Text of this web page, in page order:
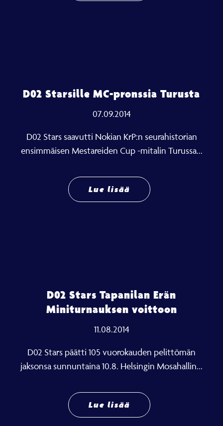
D02 Starsille MC-pronssia Turusta
07.09.2014
D02 Stars saavutti Nokian KrP:n seurahistorian
ensimmäisen Mestareiden Cup -mitalin Turussa...
Lue lisää
D02 Stars Tapanilan Erän
Miniturnauksen voittoon
11.08.2014
D02 Stars päätti 105 vuorokauden pelittömän
jaksonsa sunnuntaina 10.8. Helsingin Mosahallin...
Lue lisää